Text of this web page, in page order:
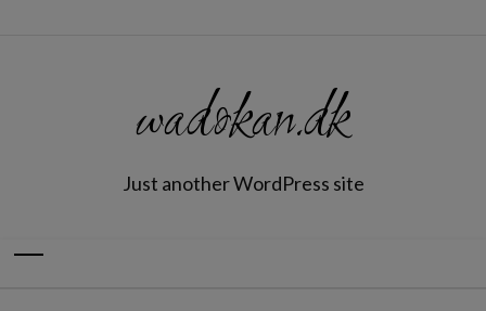
wadokan.dk
Just another WordPress site